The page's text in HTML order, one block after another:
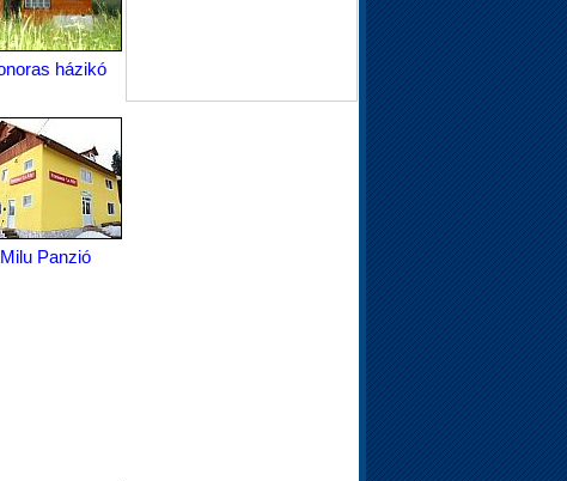
házikó
Milu Panzió